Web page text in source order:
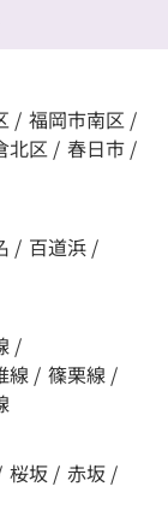
/ 福岡市南区 /
北区 / 春日市 /
/ 百道浜 /
/
線 / 篠栗線 /
桜坂 / 赤坂 /